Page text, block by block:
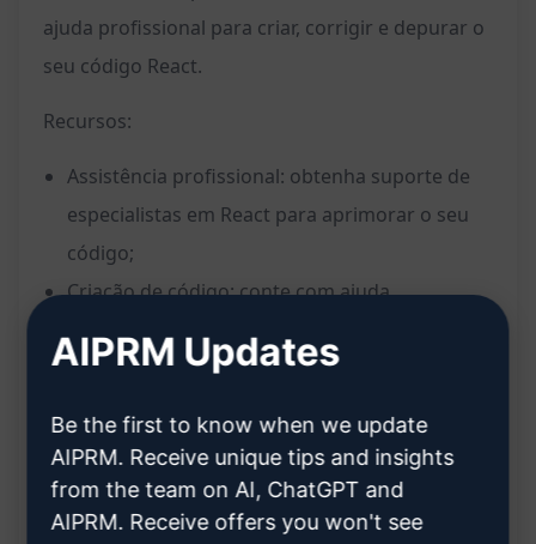
ajuda profissional para criar, corrigir e depurar o
seu código React.
Recursos:
Assistência profissional: obtenha suporte de
especialistas em React para aprimorar o seu
código;
Criação de código: conte com ajuda
especializada na criação de novos
componentes e funcionalidades;
identificar e corrigir bugs no seu código;
Depuração avançada: solucione problemas
complexos com a ajuda de profissionais
AIPRM Updates
Be the first to know when we update
AIPRM. Receive unique tips and insights
from the team on AI, ChatGPT and
AIPRM. Receive offers you won't see